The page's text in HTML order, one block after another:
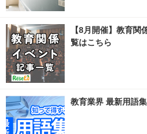
【8月開催】教育関
覧はこちら
教育業界 最新用語集